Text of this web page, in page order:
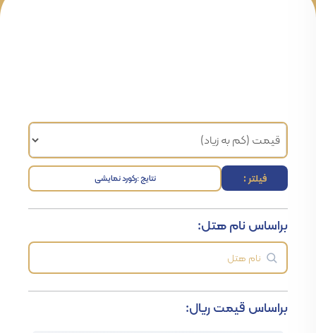
فیلتر : نتایج :رکورد نمایشی
براساس نام هتل:
براساس قیمت ریال: